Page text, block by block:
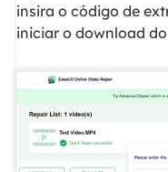
insira o código de
iniciar o download